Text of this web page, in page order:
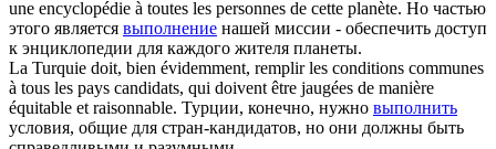
une encyclopédie à toutes les personnes de cette planète. Но частью
этого является выполнение нашей миссии - обеспечить доступ
к энциклопедии для каждого жителя планеты.
La Turquie doit, bien évidemment, remplirles conditions communes
à tous les pays candidats, qui doivent être jaugées de manière
équitable et raisonnable. Турции, конечно, нужно выполнить
условия, общие для стран-кандидатов, но они должны быть